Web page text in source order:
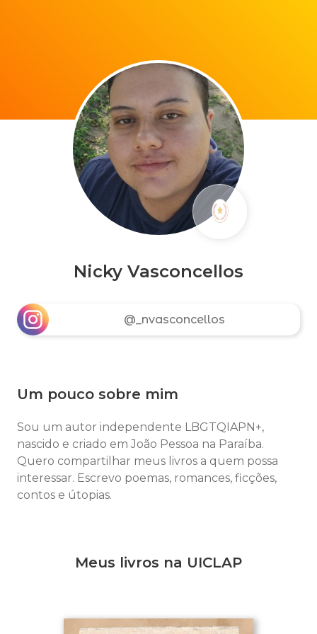
Nicky Vasconcellos
@_nvasconcellos
Um pouco sobre mim
Sou um autor independente LBGTQIAPN+,
nascido e criado em João Pessoa na Paraíba.
Quero compartilhar meus livros a quem possa
interessar. Escrevo poemas, romances, ficções,
contos e útopias.
Meus livros na UICLAP